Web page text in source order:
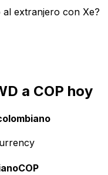
al extranjero con Xe?
a COP hoy
COP